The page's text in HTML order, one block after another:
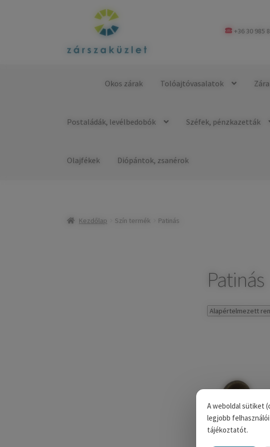
a
a
+36 30 985
Okos zárak Tolóajtóvasalatok
Postaládák, levélbedobók Széfek, pénzkazetták
Olajfékek Diópántok, zsanérok
Kezdőlap Szín termék Patinás
Patinás
A weboldal sütiket
legjobb
tájékoztatót.